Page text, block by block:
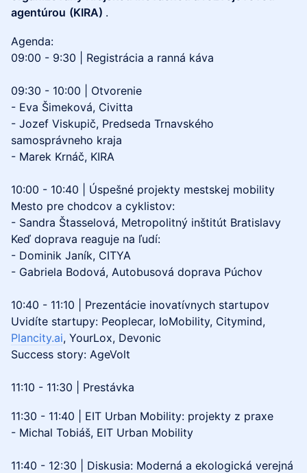
agentúrou (KIRA) .
Agenda:
09:00 - 9:30 | Registrácia a ranná káva
09:30 - 10:00 | Otvorenie
- Eva Šimeková, Civitta
- Jozef Viskupič, Predseda Trnavského
samosprávneho kraja
- Marek Krnáč, KIRA
10:00 - 10:40 | Úspešné projekty mestskej mobility
Mesto pre chodcov a cyklistov:
- Sandra Štasselová, Metropolitný inštitút Bratislavy
Keď doprava reaguje na ľudí:
- Dominik Janík, CITYA
- Gabriela Bodová, Autobusová doprava Púchov
10:40 - 11:10 | Prezentácie inovatívnych startupov
Uvidíte startupy: Peoplecar, IoMobility, Citymind,
Plancity.ai, YourLox, Devonic
Success story: AgeVolt
11:10 - 11:30 | Prestávka
11:30 - 11:40 | EIT Urban Mobility: projekty z praxe
- Michal Tobiáš, EIT Urban Mobility
11:40 - 12:30 | Diskusia: Moderná a ekologická verejná